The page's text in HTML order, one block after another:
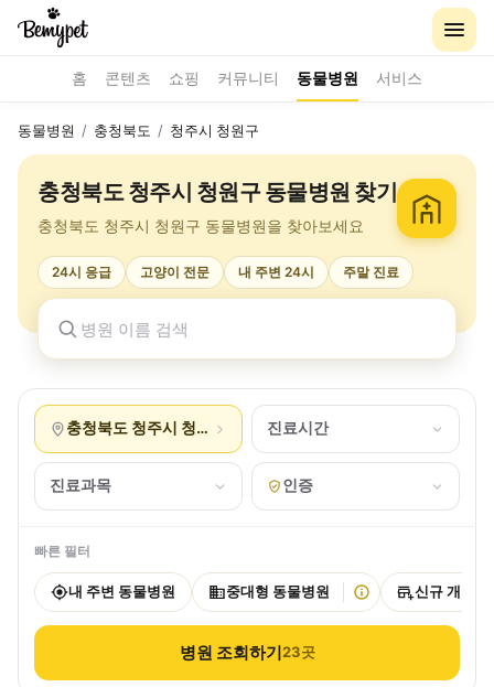
홈 콘텐츠 쇼핑 커뮤니티 동물병원 서비스
동물병원 / 충청북도 / 청주시 청원구
충청북도 청주시 청원구 동물병원 찾기
충청북도 청주시 청원구 동물병원을 찾아보세요
24시 응급 고양이 전문 내 주변 24시 주말 진료
충청북도 청주시 청원구 진료시간
진료과목 인증
빠른 필터
내 주변 동물병원 중대형 동물병원 신규 개원
병원 조회하기23곳